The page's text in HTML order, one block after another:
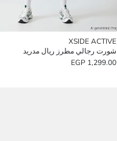
XSIDE ACTIVE
شورت رجالي مطرز ريال مدريد
1,299.00 EGP